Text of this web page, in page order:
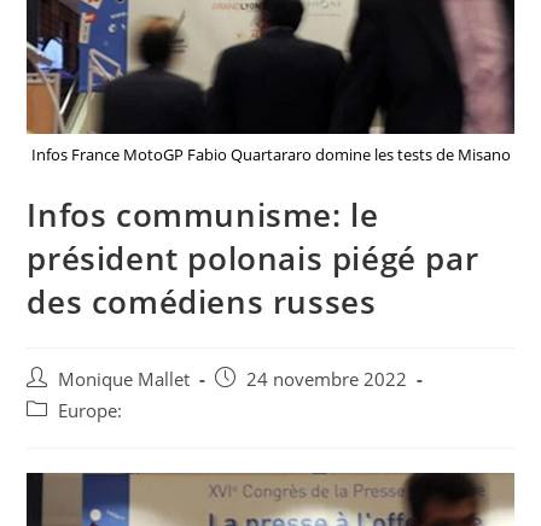
Infos France MotoGP Fabio Quartararo domine les tests de Misano
Infos communisme: le
président polonais piégé par
des comédiens russes
Auteur/autrice
de
Monique Mallet
Post24 novembre 2022
PostEurope: